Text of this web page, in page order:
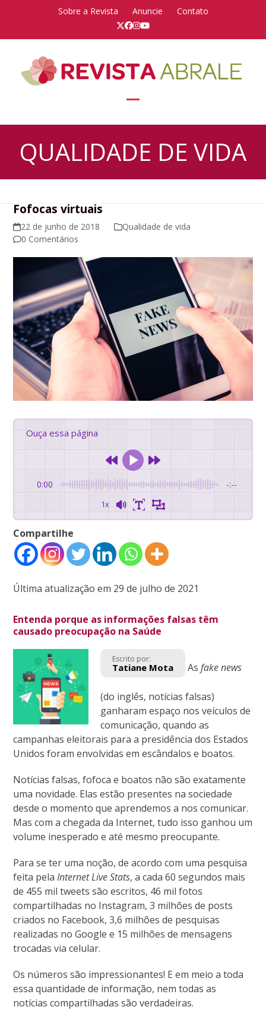
Sobre a Revista Anuncie
Contato
Twitter
Facebook
Instagram
YouTube
menu
menu
QUALIDADE DE VIDA
Fofocas virtuais
22 de junho de 2018
Qualidade de vida
0 Comentários
Ouça essa página
0:00 -:--
1x
Compartilhe
Última atualização em 29 de julho de 2021
Entenda porque as informações falsas têm
causado preocupação na Saúde
Escrito por:
Tatiane Mota Asfake news
(do inglês, notícias falsas)
ganharam espaço nos veículos de
comunicação, quando as
campanhas eleitorais para a presidência dos Estados
Unidos foram envolvidas em escândalos e boatos.
Notícias falsas, fofoca e boatos não são exatamente
uma novidade. Elas estão presentes na sociedade
desde o momento que aprendemos a nos comunicar.
Mas com a chegada da Internet, tudo isso ganhou um
volume inesperado e até mesmo preocupante.
Para se ter uma noção, de acordo com uma pesquisa
feita pelaInternet Live Stats, a cada 60 segundos mais
de 455 mil tweets são escritos, 46 mil fotos
compartilhadas no Instagram, 3 milhões de posts
criados no Facebook, 3,6 milhões de pesquisas
realizadas no Google e 15 milhões de mensagens
trocadas via celular.
Os números são impressionantes! E em meio a toda
essa quantidade de informação, nem todas as
notícias compartilhadas são verdadeiras.